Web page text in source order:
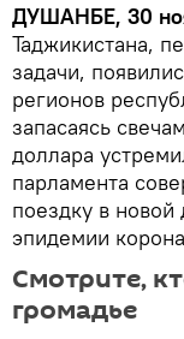
ДУШАНБЕ, 30
Таджикистана,
задачи,
регионов
запасаясь
доллара
парламента
поездку в
эпидемии
Смотрите,
громадье